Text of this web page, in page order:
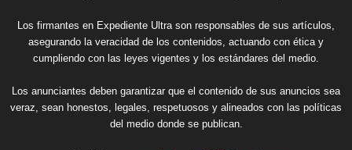
Los firmantes en Expediente Ultra son responsables de sus artículos,
asegurando la veracidad de los contenidos, actuando con ética y
cumpliendo con las leyes vigentes y los estándares del medio.
Los anunciantes deben garantizar que el contenido de sus anuncios sea
veraz, sean honestos, legales, respetuosos y alineados con las políticas
del medio donde se publican.